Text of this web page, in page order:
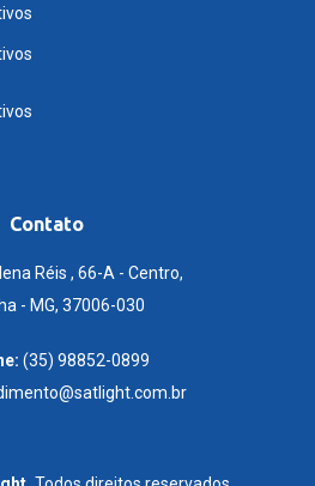
Contato
Réis , 66-A - Centro,
- MG, 37006-030
(35) 98852-0899